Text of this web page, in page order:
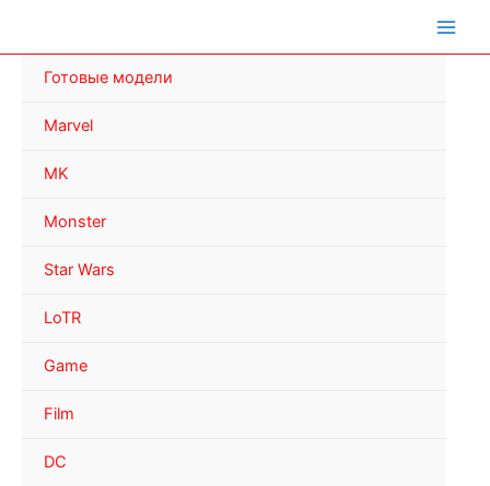
Готовые модели
Marvel
MK
Monster
Star Wars
LoTR
Game
Film
DC